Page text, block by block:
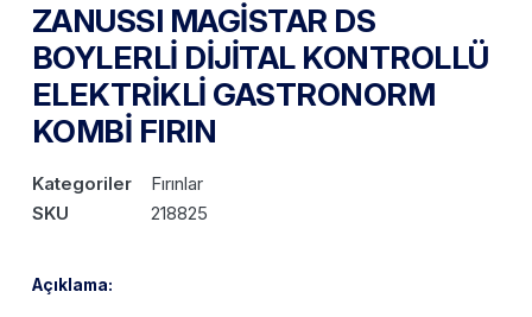
ZANUSSI MAGİSTAR DS
BOYLERLİ DİJİTAL KONTROLLÜ
ELEKTRİKLİ GASTRONORM
KOMBİ FIRIN
Kategoriler
Fırınlar
SKU
218825
Açıklama: